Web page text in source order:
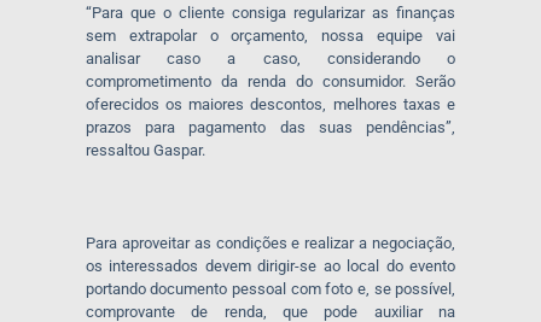
“Para que o cliente consiga regularizar as finanças
sem extrapolar o orçamento, nossa equipe vai
analisar caso a caso, considerando o
comprometimento da renda do consumidor. Serão
oferecidos os maiores descontos, melhores taxas e
prazos para pagamento das suas pendências”,
ressaltou Gaspar.
Para aproveitar as condições e realizar a negociação,
os interessados devem dirigir-se ao local do evento
portando documento pessoal com foto e, se possível,
comprovante de renda, que pode auxiliar na